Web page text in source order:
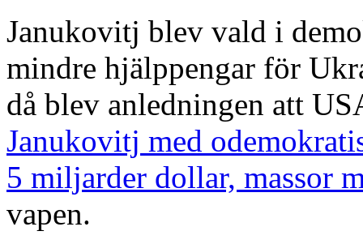
Janukovitj blev vald i
mindre hjälppengar för
då blev anledningen att
Janukovitj med
5 miljarder dollar, massor
vapen.